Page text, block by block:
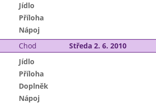
Jídlo
Příloha
Nápoj
Chod Středa 2. 6. 2010
Jídlo
Příloha
Doplněk
Nápoj